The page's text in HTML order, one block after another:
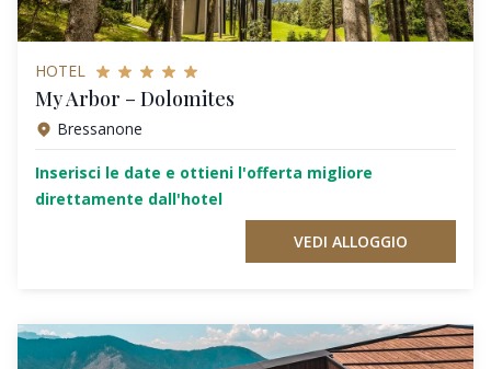
HOTEL
My Arbor – Dolomites
Bressanone
Inserisci le date e ottieni l'offerta migliore
direttamente dall'hotel
VEDI ALLOGGIO